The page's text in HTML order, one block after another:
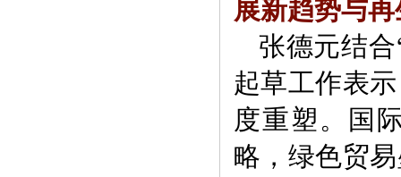
展新趋势与
张德元结
起草工作表
度重塑。国
略，绿色贸